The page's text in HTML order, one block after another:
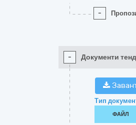
-
- Документи
Тип
ФАЙЛ